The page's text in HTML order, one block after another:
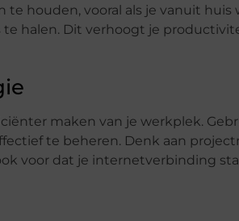
houden, vooral als je vanuit
halen. Dit verhoogt je
maken van je werkplek.
te beheren. Denk aan
voor dat je internetverbinding